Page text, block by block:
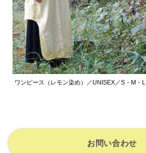
ワンピース（レモン染め）／UNISEX／S・M・L
お問い合わせ